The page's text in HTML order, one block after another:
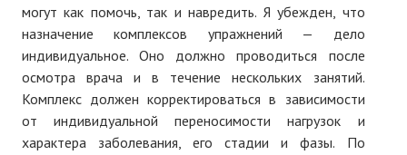
могут как помочь, так и навредить. Я убежден, что
назначение комплексов упражнений — дело
индивидуальное. Оно должно проводиться после
осмотра врача и в течение нескольких занятий.
Комплекс должен корректироваться в зависимости
от индивидуальной переносимости нагрузок и
характера заболевания, его стадии и фазы. По